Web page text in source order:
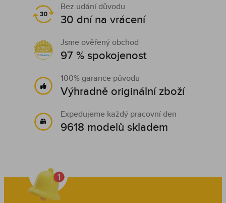
Bez udání důvodu
30 dní na vrácení
Jsme ověřený obchod
97 % spokojenost
100% garance původu
Výhradně originální zboží
Expedujeme každý pracovní den
9618 modelů skladem